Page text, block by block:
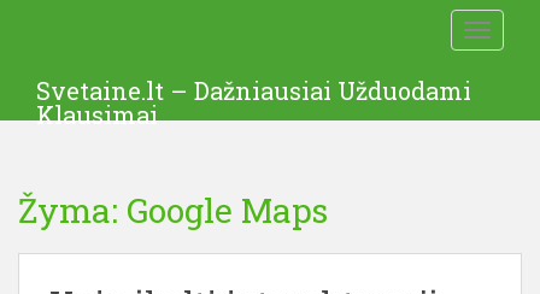
t
Svetaine.lt – Dažniausiai Užduodami
Klausimai
Žyma: Google Maps